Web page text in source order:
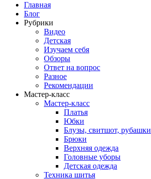
Главная
Блог
Рубрики
Видео
Детская
Изучаем себя
Обзоры
Ответ на вопрос
Разное
Рекомендации
Мастер-класс
Мастер-класс
Платья
Юбки
Блузы, свитшот, рубашки
Брюки
Верхняя одежда
Головные уборы
Детская одежда
Техника шитья